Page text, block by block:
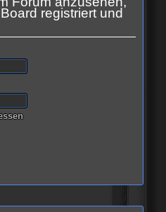
registriert und